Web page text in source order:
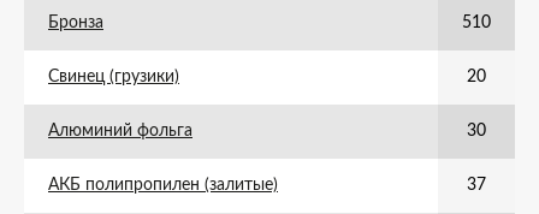
Бронза 510
Свинец (грузики) 20
Алюминий фольга 30
АКБ полипропилен (залитые) 37